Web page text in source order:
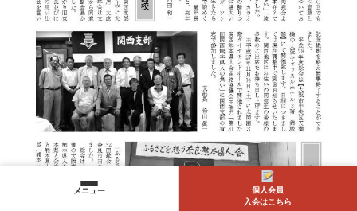
メニュー
個人会員
入会はこちら